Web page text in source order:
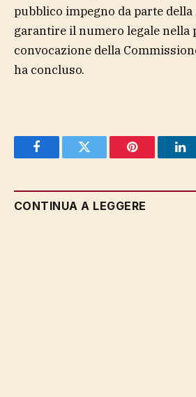
pubblico impegno da parte
garantire il numero legale nella
convocazione della
ha concluso.
FacebookTwitter Pinterest
CONTINUA A LEGGERE